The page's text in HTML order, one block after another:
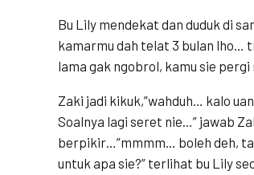
Bu Lily mendekat dan duduk di
kamarmu dah telat 3 bulan lho…
lama gak ngobrol, kamu sie
Zaki jadi kikuk,”wahduh… kalo
Soalnya lagi seret nie…” jawab
berpikir…”mmmm… boleh deh,
untuk apa sie?” terlihat bu Lily